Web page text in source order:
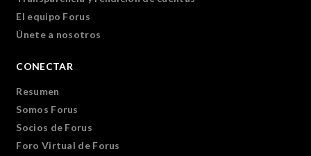
El equipo Forus
Únete a nosotros
CONECTAR
Resumen
Somos Forus
Socios de Forus
Foro Virtual de Forus